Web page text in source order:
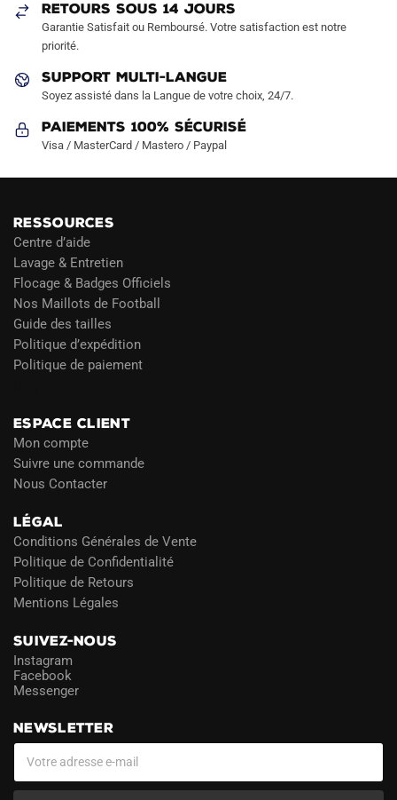
la
page
produit
page
RETOURS SOUS 14 JOURS
Garantie Satisfait ou Remboursé. Votre satisfaction est notre
priorité.
SUPPORT MULTI-LANGUE
Soyez assisté dans la Langue de votre choix, 24/7.
Paiements 100% Sécurisé
Visa / MasterCard / Mastero / Paypal
RESSOURCES
Centre d’aide
Lavage & Entretien
Flocage & Badges Officiels
Nos Maillots de Football
Guide des tailles
Politique d’expédition
Politique de paiement
ESPACE CLIENT
Mon compte
Suivre une commande
Nous Contacter
LÉGAL
Conditions Générales de Vente
Politique de Confidentialité
Politique de Retours
Mentions Légales
SUIVEZ-NOUS
Instagram
Facebook
Messenger
NEWSLETTER